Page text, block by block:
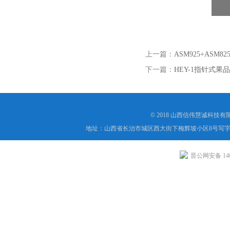
上一篇：
下一篇： HEY-1指针式果
© 2018 山西信伟慧诚科技有
地址：山西省长治市城区西大街下梅辉坡小区8号写
晋公网安备